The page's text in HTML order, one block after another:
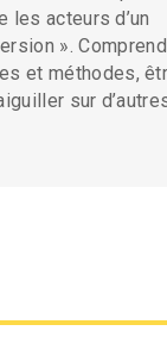
les acteurs d’un
».
et méthodes,
sur